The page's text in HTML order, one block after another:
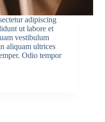
adipiscing
ut labore et
vestibulum
aliquam ultrices
Odio tempor